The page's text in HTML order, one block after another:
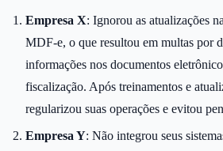
Empresa X: Ignorou as atualizações
MDF-e, o que resultou em multas por
informações nos documentos
fiscalização. Após treinamentos e
regularizou suas operações e evitou
Empresa Y: Não integrou seus